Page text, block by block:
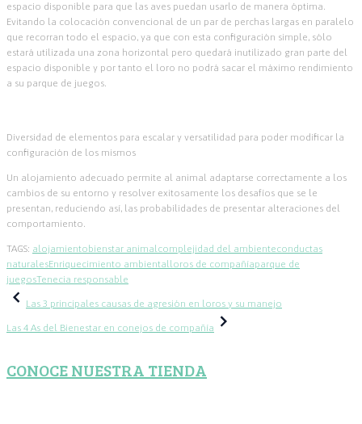
espacio disponible para que las aves puedan usarlo de manera óptima.
Evitando la colocación convencional de un par de perchas largas en paralelo
que recorran todo el espacio, ya que con esta configuración simple, sólo
estará utilizada una zona horizontal pero quedará inutilizado gran parte del
espacio disponible y por tanto el loro no podrá sacar el máximo rendimiento
a su parque de juegos.
Diversidad de elementos para escalar y versatilidad para poder modificar la
configuración de los mismos
Un alojamiento adecuado permite al animal adaptarse correctamente a los
cambios de su entorno y resolver exitosamente los desafíos que se le
presentan, reduciendo así, las probabilidades de presentar alteraciones del
comportamiento.
TAGS: alojamiento bienstar animalcomplejidad del ambienteconductas
naturalesEnriquecimiento ambientalloros de compañíaparque de
juegosTenecia responsable
Navegación
de
Las 3 principales causas de agresión en loros y su manejo
Las 4 As del Bienestar en conejos de compañía
CONOCE NUESTRA TIENDA